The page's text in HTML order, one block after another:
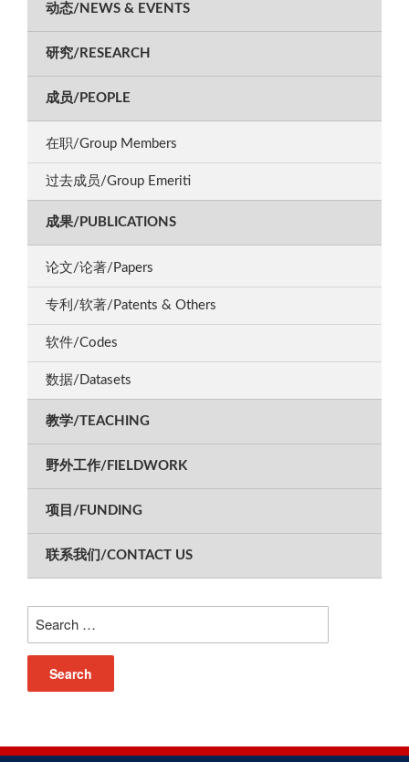
动态/NEWS & EVENTS
研究/RESEARCH
成员/PEOPLE
在职/Group Members
过去成员/Group Emeriti
成果/PUBLICATIONS
论文/论著/Papers
专利/软著/Patents & Others
软件/Codes
数据/Datasets
教学/TEACHING
野外工作/FIELDWORK
项目/FUNDING
联系我们/CONTACT US